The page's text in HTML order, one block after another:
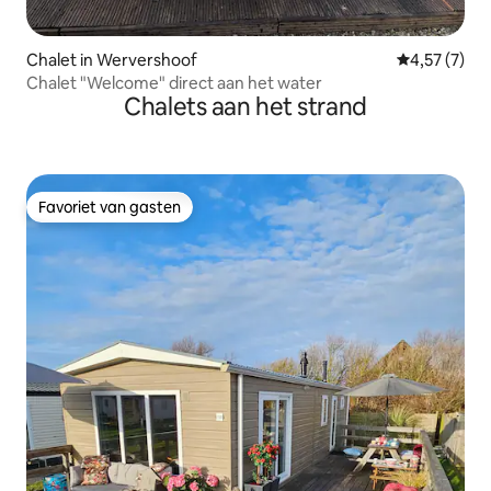
Chalet in Wervershoof
4,57 (7)
Chalet "Welcome" direct aan het water
Chalets aan het strand
Favoriet van gasten
Favoriet van gasten